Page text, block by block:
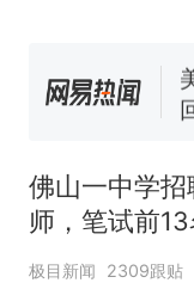
佛山一中学招
师，笔试前
汰？教育局：
极目新闻 2309跟贴